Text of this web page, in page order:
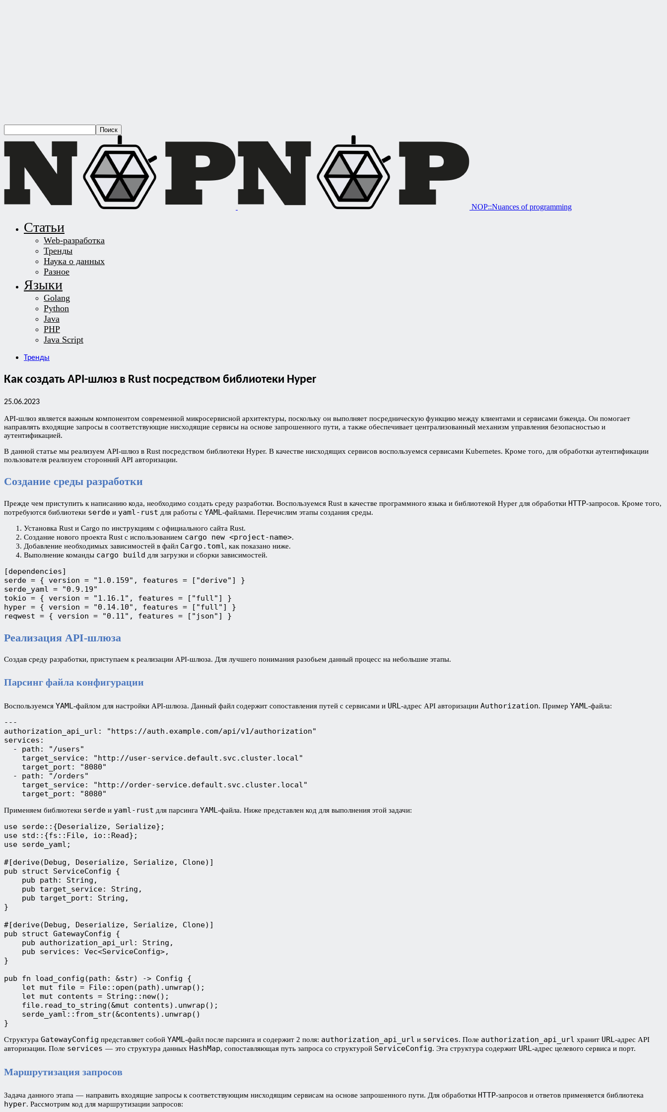
NOP::Nuances of programming
Статьи
Web-разработка
Тренды
Наука о данных
Разное
Языки
Golang
Python
Java
PHP
Java Script
Тренды
Как создать API-шлюз в Rust посредством библиотеки Hyper
25.06.2023
API-шлюз является важным компонентом современной микросервисной архитектуры, поскольку он выполняет посредническую функцию между клиентами и сервисами бэкенда. Он помогает
направлять входящие запросы в соответствующие нисходящие сервисы на основе запрошенного пути, а также обеспечивает централизованный механизм управления безопасностью и
аутентификацией.
В данной статье мы реализуем API-шлюз в Rust посредством библиотеки Hyper. В качестве нисходящих сервисов воспользуемся сервисами Kubernetes. Кроме того, для обработки аутентификации
пользователя реализуем сторонний API авторизации.
Создание среды разработки
Прежде чем приступить к написанию кода, необходимо создать среду разработки. Воспользуемся Rust в качестве программного языка и библиотекой Hyper для обработки HTTP-запросов. Кроме того,
потребуются библиотеки serde и yaml-rust для работы с YAML-файлами. Перечислим этапы создания среды.
Установка Rust и Cargo по инструкциям с официального сайта Rust.
Создание нового проекта Rust с использованием cargo new <project-name>.
Добавление необходимых зависимостей в файл Cargo.toml, как показано ниже.
Выполнение команды cargo build для загрузки и сборки зависимостей.
[dependencies]
serde = { version = "1.0.159", features = ["derive"] }
serde_yaml = "0.9.19"
tokio = { version = "1.16.1", features = ["full"] }
hyper = { version = "0.14.10", features = ["full"] }
reqwest = { version = "0.11", features = ["json"] }
Реализация API-шлюза
Создав среду разработки, приступаем к реализации API-шлюза. Для лучшего понимания разобьем данный процесс на небольшие этапы.
Парсинг файла конфигурации
Воспользуемся YAML-файлом для настройки API-шлюза. Данный файл содержит сопоставления путей с сервисами и URL-адрес API авторизации Authorization. Пример YAML-файла:
---
authorization_api_url: "https://auth.example.com/api/v1/authorization"
services:
  - path: "/users"
    target_service: "http://user-service.default.svc.cluster.local"
    target_port: "8080"
  - path: "/orders"
    target_service: "http://order-service.default.svc.cluster.local"
    target_port: "8080"
Применяем библиотеки serde и yaml-rust для парсинга YAML-файла. Ниже представлен код для выполнения этой задачи:
use serde::{Deserialize, Serialize};
use std::{fs::File, io::Read};
use serde_yaml;
#[derive(Debug, Deserialize, Serialize, Clone)]
pub struct ServiceConfig {
    pub path: String,
    pub target_service: String,
    pub target_port: String,
}
#[derive(Debug, Deserialize, Serialize, Clone)]
pub struct GatewayConfig {
    pub authorization_api_url: String,
    pub services: Vec<ServiceConfig>,
}
pub fn load_config(path: &str) -> Config {
    let mut file = File::open(path).unwrap();
    let mut contents = String::new();
    file.read_to_string(&mut contents).unwrap();
    serde_yaml::from_str(&contents).unwrap()
}
Структура GatewayConfig представляет собой YAML-файл после парсинга и содержит 2 поля: authorization_api_url и services. Поле authorization_api_url хранит URL-адрес API
авторизации. Поле services — это структура данных HashMap, сопоставляющая путь запроса со структурой ServiceConfig. Эта структура содержит URL-адрес целевого сервиса и порт.
Маршрутизация запросов
Задача данного этапа — направить входящие запросы к соответствующим нисходящим сервисам на основе запрошенного пути. Для обработки HTTP-запросов и ответов применяется библиотека
hyper. Рассмотрим код для маршрутизации запросов: